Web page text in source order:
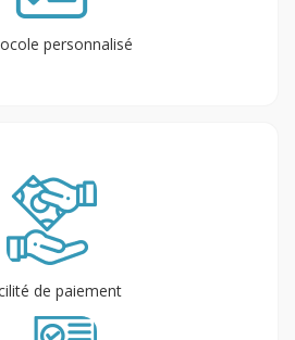
personnalisé
de paiement